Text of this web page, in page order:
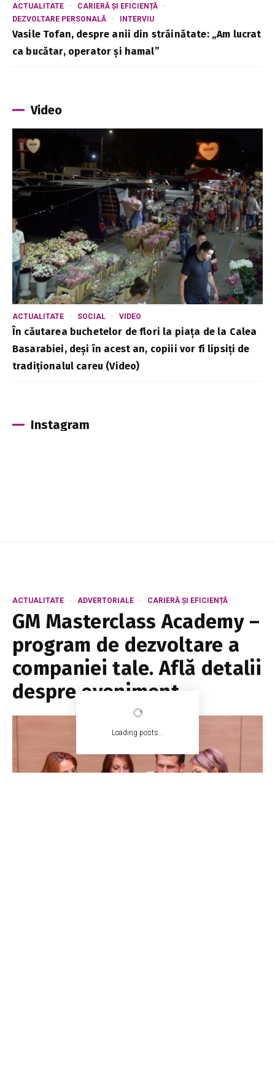
Loading posts...
ACTUALITATE
CARIERĂ ȘI EFICIENȚĂ
DEZVOLTARE PERSONALĂ
INTERVIU
Vasile Tofan, despre anii din străinătate: „Am lucrat
ca bucătar, operator și hamal”
Video
ACTUALITATE SOCIAL VIDEO
În căutarea buchetelor de flori la piața de la Calea
Basarabiei, deși în acest an, copiii vor fi lipsiți de
tradiționalul careu (Video)
Instagram
ACTUALITATE ADVERTORIALE CARIERĂ ȘI EFICIENȚĂ
GM Masterclass Academy –
program de dezvoltare a
companiei tale. Află detalii
despre eveniment